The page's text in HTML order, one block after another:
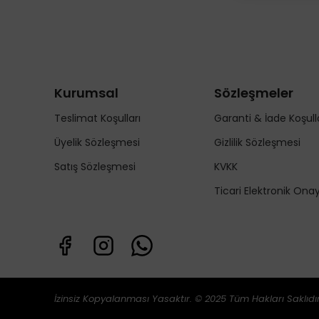
Kurumsal
Teslimat Koşulları
Üyelik Sözleşmesi
Satış Sözleşmesi
Sözleşmeler
Garanti & İade
Gizlilik Sözleşmesi
KVKK
Ticari Elektronik
İzinsiz Kopyalanması Yasaktır. © 2025 Tüm Hakları